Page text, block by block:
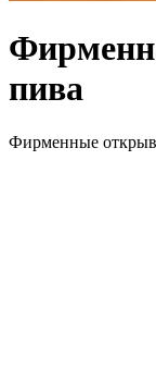
пива
Фирменные